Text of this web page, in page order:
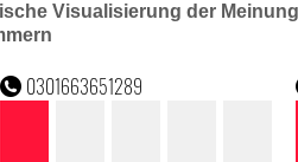
Visualisierung der